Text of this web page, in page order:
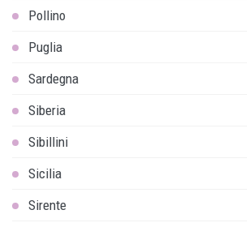
Pollino
Puglia
Sardegna
Siberia
Sibillini
Sicilia
Sirente